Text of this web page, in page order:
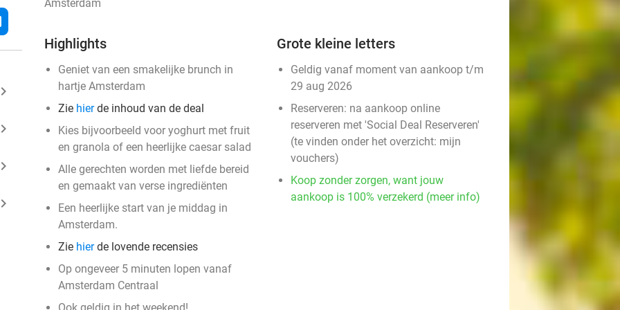
keyboard_arrow_right
keyboard_arrow_right
keyboard_arrow_right
keyboard_arrow_right
Amsterdam
Highlights
Geniet van een smakelijke brunch in
hartje Amsterdam
Zie hierde inhoud van de deal
Kies bijvoorbeeld voor yoghurt met fruit
en granola of een heerlijke caesar salad
Alle gerechten worden met liefde bereid
en gemaakt van verse ingrediënten
Een heerlijke start van je middag in
Amsterdam.
Zie hierde lovende recensies
Op ongeveer 5 minuten lopen vanaf
Amsterdam Centraal
Grote kleine letters
Geldig vanaf moment van aankoop t/m
29 aug 2026
Reserveren: na aankoop online
reserveren met 'Social Deal Reserveren'
(te vinden onder het overzicht: mijn
vouchers)
Koop zonder zorgen, want jouw
aankoop is 100% verzekerd (meer info)